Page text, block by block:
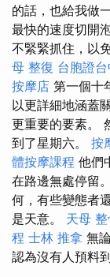
的話，也給我做
最快的速度切開
不緊緊抓住，以
母 整復 台胞證台
按摩店 第一個十
以更詳細地涵蓋
更重要的要素。
到了星期六。 按
體按摩課程 他們
在路邊無處停留。
何，有些變態者
是天意。 天母 整
程 士林 推拿 無
認為沒有人預料到